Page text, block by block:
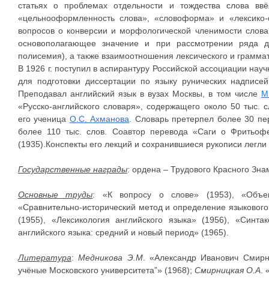
статьях о проблемах отдельности и тождества слова
«цельнооформленность слова», «словоформа» и
вопросов о конверсии и морфологической членимости
основополагающее значение и при рассмотрении ряда
полисемия), а также взаимоотношения лексического и
В 1926 г. поступил в аспирантуру Российской ассоциации
для подготовки диссертации по языку рунических
Преподавал английский язык в вузах Москвы, в том числе
«Русско-английского словаря», содержащего около 50 тыс.
его ученица О.С. Ахманова . Словарь претерпел более 30
более 110 тыс. слов. Соавтор перевода «Саги о
(1935).Конспекты его лекций и сохранившиеся рукописи
Государственные награды: ордена – Трудового Красного
Основные труды: «К вопросу о слове» (1953),
«Сравнительно-исторический метод и определение
(1955), «Лексикология английского языка» (1956),
английского языка: средний и новый период» (1965).
Литература:Медникова Э.М. «Александр Иванович
учёные Московского университета”» (1968); Смирницкая О.А